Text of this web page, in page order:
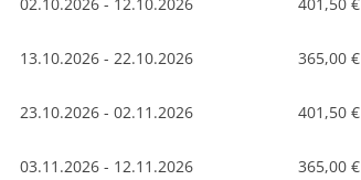
13.10.2026 - 22.10.2026 365,00 €
23.10.2026 - 02.11.2026 401,50 €
03.11.2026 - 12.11.2026 365,00 €